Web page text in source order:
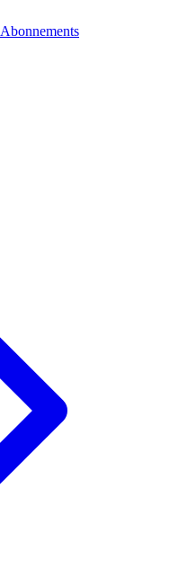
Abonnements